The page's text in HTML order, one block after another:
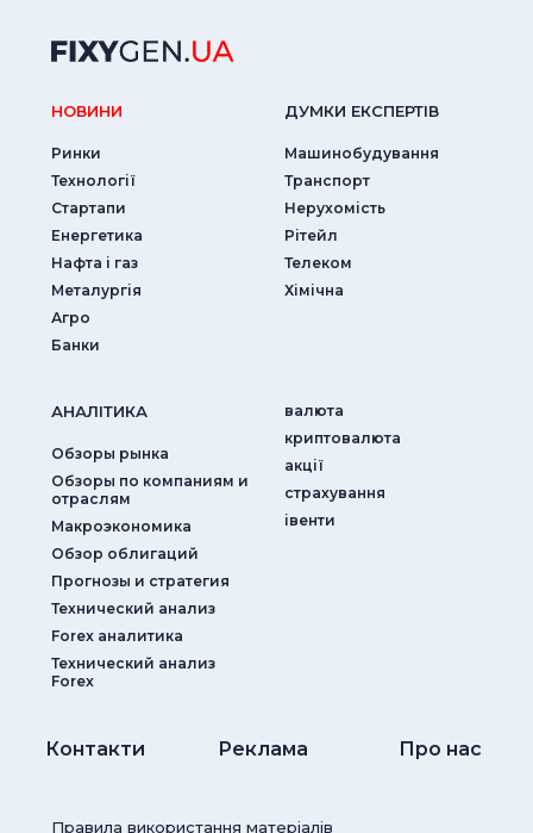
НОВИНИ
Ринки
Технології
Стартапи
Енергетика
Нафта і газ
Металургія
Агро
Банки
ДУМКИ ЕКСПЕРТIВ
Машинобудування
Транспорт
Нерухомість
Рітейл
Телеком
Хімічна
АНАЛIТИКА
Обзоры рынка
Обзоры по компаниям и
отраслям
Макроэкономика
Обзор облигаций
Прогнозы и стратегия
Технический анализ
Forex аналитика
Технический анализ
Forex
валюта
криптовалюта
акції
страхування
iвенти
Контакти Реклама Про нас
Правила використання матеріалів